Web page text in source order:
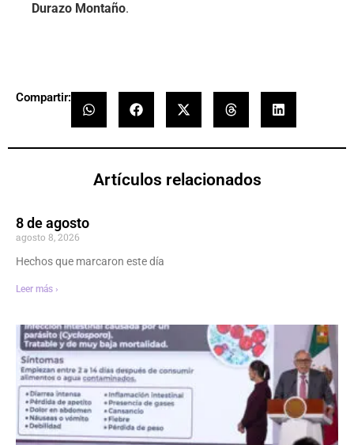
Durazo Montaño.
Compartir:
Artículos relacionados
8 de agosto
agosto 8, 2026
Hechos que marcaron este día
Leer más ›